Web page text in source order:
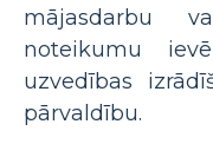
mājasdarbu
noteikumu
uzvedības
pārvaldību.